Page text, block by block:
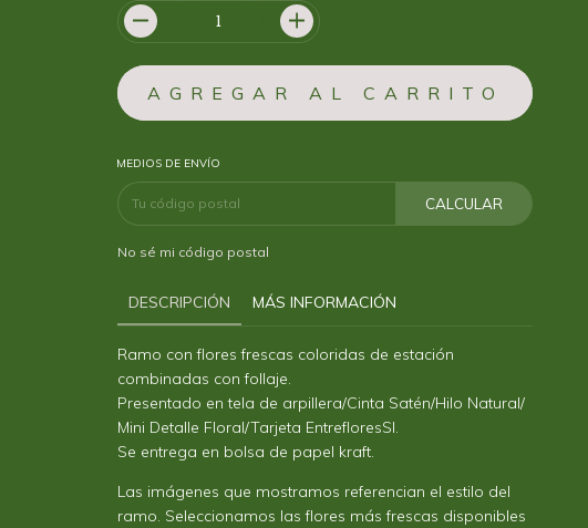
MEDIOS DE ENVÍO
CALCULAR
No sé mi código postal
DESCRIPCIÓN MÁS INFORMACIÓN
Ramo con flores frescas coloridas de estación
combinadas con follaje.
Presentado en tela de arpillera/Cinta Satén/Hilo Natural/
Mini Detalle Floral/Tarjeta EntrefloresSI.
Se entrega en bolsa de papel kraft.
Las imágenes que mostramos referencian el estilo del
ramo. Seleccionamos las flores más frescas disponibles